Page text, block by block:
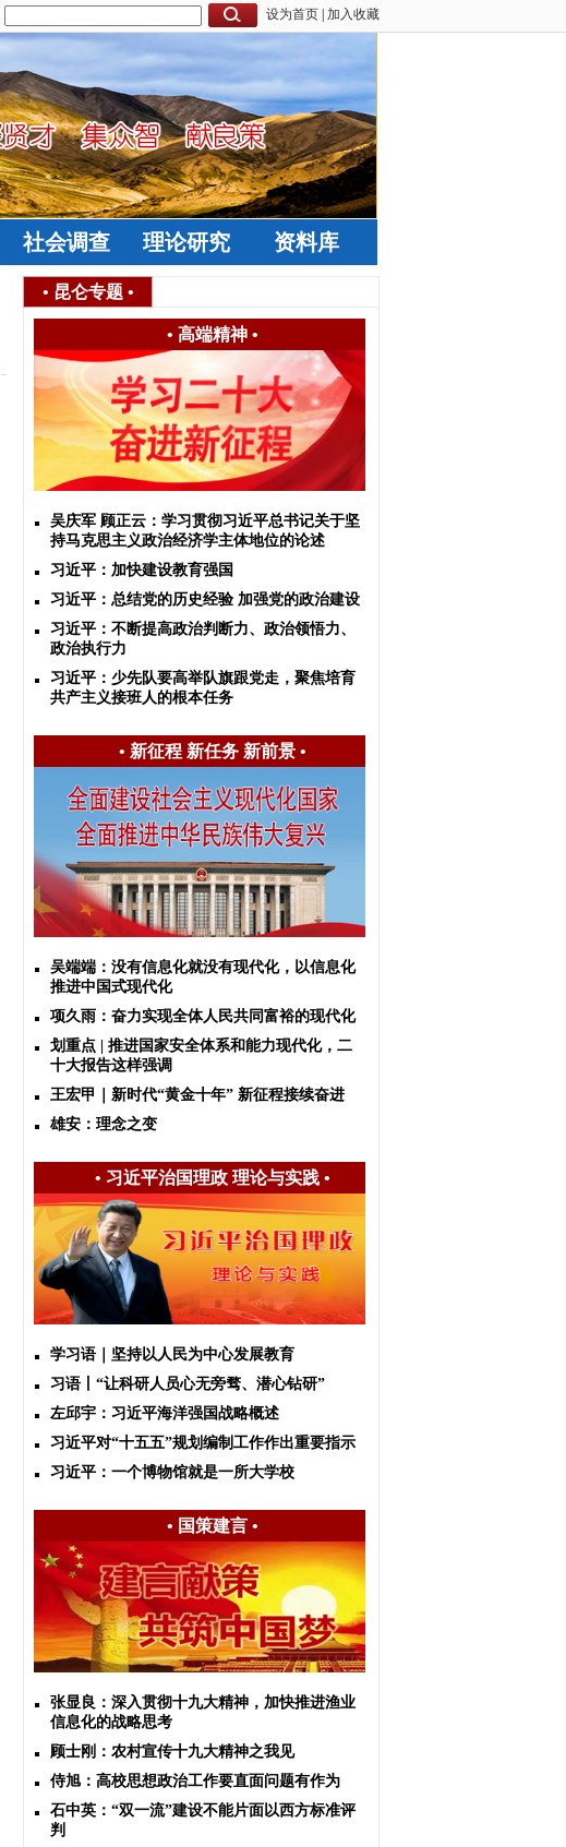
设为首页 加入收藏
社会调查 理论研究 资料库
• 昆仑专题 •
• 高端精神•
吴庆军 顾正云：学习贯彻习近平总书记关于坚
持马克思主义政治经济学主体地位的论述
习近平：加快建设教育强国
习近平：总结党的历史经验 加强党的政治建设
习近平：不断提高政治判断力、政治领悟力、
政治执行力
习近平：少先队要高举队旗跟党走，聚焦培育
共产主义接班人的根本任务
• 新征程 新任务 新前景•
吴端端：没有信息化就没有现代化，以信息化
推进中国式现代化
项久雨：奋力实现全体人民共同富裕的现代化
划重点 | 推进国家安全体系和能力现代化，二
十大报告这样强调
王宏甲｜新时代“黄金十年” 新征程接续奋进
雄安：理念之变
• 习近平治国理政 理论与实践•
学习语｜坚持以人民为中心发展教育
习语丨“让科研人员心无旁骛、潜心钻研”
左邱宇：习近平海洋强国战略概述
习近平对“十五五”规划编制工作作出重要指示
习近平：一个博物馆就是一所大学校
• 国策建言•
张显良：深入贯彻十九大精神，加快推进渔业
信息化的战略思考
顾士刚：农村宣传十九大精神之我见
侍旭：高校思想政治工作要直面问题有作为
石中英：“双一流”建设不能片面以西方标准评
判